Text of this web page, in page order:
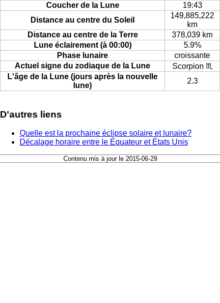
Coucher de la Lune
19:43
Distance au centre du Soleil
149,885,222
km
Distance au centre de la Terre
378,039 km
Lune éclairement (à 00:00)
5.9%
Phase lunaire
croissante
Actuel signe du zodiaque de la Lune
Scorpion ♏
L'âge de la Lune (jours après la nouvelle
lune)
2.3
D'autres liens
Quelle est la prochaine éclipse solaire et lunaire?
Décalage horaire entre le Équateur et États Unis
Contenu mis à jour le 2015-06-29